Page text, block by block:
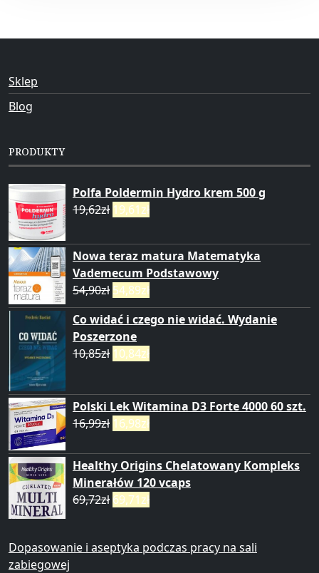
Sklep
Blog
PRODUKTY
Polfa Poldermin Hydro krem 500 g
19,62zł 19,61zł
Nowa teraz matura Matematyka
Vademecum Podstawowy
54,90zł 54,89zł
Co widać i czego nie widać. Wydanie
Poszerzone
10,85zł 10,84zł
Polski Lek Witamina D3 Forte 4000 60 szt.
16,99zł 16,98zł
Healthy Origins Chelatowany Kompleks
Minerałów 120 vcaps
69,72zł 69,71zł
Dopasowanie i aseptyka podczas pracy na sali
zabiegowej